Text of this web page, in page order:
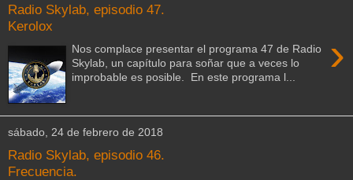
Radio Skylab, episodio 47.
Kerolox
›
Nos complace presentar el programa 47 de Radio
Skylab, un capítulo para soñar que a veces lo
improbable es posible. En este programa l...
sábado, 24 de febrero de 2018
Radio Skylab, episodio 46.
Frecuencia.